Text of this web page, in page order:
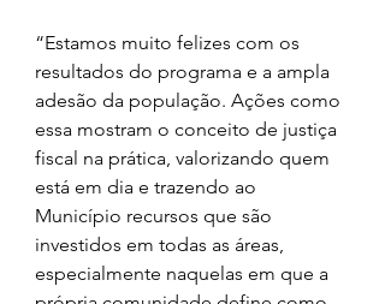
“Estamos muito felizes com os
resultados do programa e a ampla
adesão da população. Ações como
essa mostram o conceito de justiça
fiscal na prática, valorizando quem
está em dia e trazendo ao
Município recursos que são
investidos em todas as áreas,
especialmente naquelas em que a